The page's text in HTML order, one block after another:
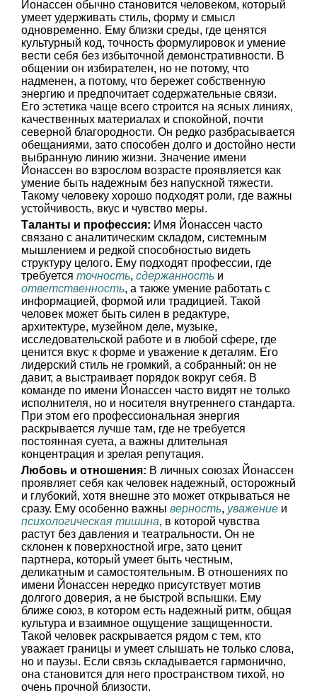
Йонассен обычно становится человеком, который
умеет удерживать стиль, форму и смысл
одновременно. Ему близки среды, где ценятся
культурный код, точность формулировок и умение
вести себя без избыточной демонстративности. В
общении он избирателен, но не потому, что
надменен, а потому, что бережет собственную
энергию и предпочитает содержательные связи.
Его эстетика чаще всего строится на ясных линиях,
качественных материалах и спокойной, почти
северной благородности. Он редко разбрасывается
обещаниями, зато способен долго и достойно нести
выбранную линию жизни. Значение имени
Йонассен во взрослом возрасте проявляется как
умение быть надежным без напускной тяжести.
Такому человеку хорошо подходят роли, где важны
устойчивость, вкус и чувство меры.
Таланты и профессия: Имя Йонассен часто
связано с аналитическим складом, системным
мышлением и редкой способностью видеть
структуру целого. Ему подходят профессии, где
требуется точность, сдержанность и
ответственность, а также умение работать с
информацией, формой или традицией. Такой
человек может быть силен в редактуре,
архитектуре, музейном деле, музыке,
исследовательской работе и в любой сфере, где
ценится вкус к форме и уважение к деталям. Его
лидерский стиль не громкий, а собранный: он не
давит, а выстраивает порядок вокруг себя. В
команде по имени Йонассен часто видят не только
исполнителя, но и носителя внутреннего стандарта.
При этом его профессиональная энергия
раскрывается лучше там, где не требуется
постоянная суета, а важны длительная
концентрация и зрелая репутация.
Любовь и отношения: В личных союзах Йонассен
проявляет себя как человек надежный, осторожный
и глубокий, хотя внешне это может открываться не
сразу. Ему особенно важны верность, уважение и
психологическая тишина, в которой чувства
растут без давления и театральности. Он не
склонен к поверхностной игре, зато ценит
партнера, который умеет быть честным,
деликатным и самостоятельным. В отношениях по
имени Йонассен нередко присутствует мотив
долгого доверия, а не быстрой вспышки. Ему
ближе союз, в котором есть надежный ритм, общая
культура и взаимное ощущение защищенности.
Такой человек раскрывается рядом с тем, кто
уважает границы и умеет слышать не только слова,
но и паузы. Если связь складывается гармонично,
она становится для него пространством тихой, но
очень прочной близости.